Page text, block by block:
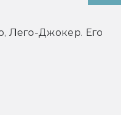
Лего-Джокер. Его